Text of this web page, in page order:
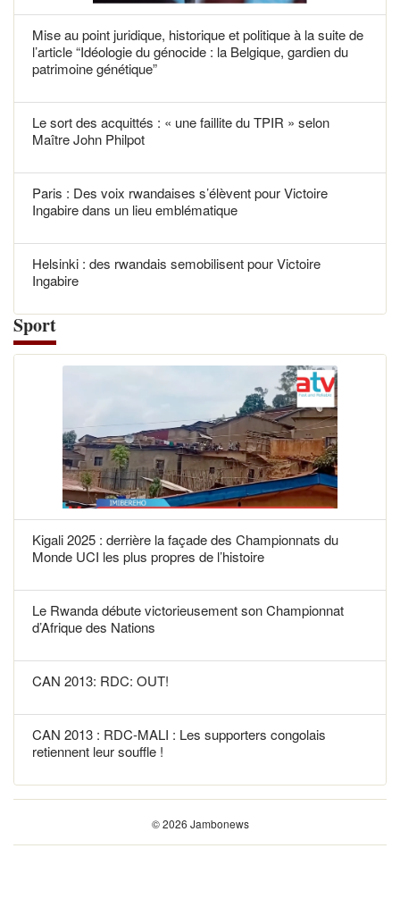
Mise au point juridique, historique et politique à la suite de
l’article “Idéologie du génocide : la Belgique, gardien du
patrimoine génétique”
Le sort des acquittés : « une faillite du TPIR » selon
Maître John Philpot
Paris : Des voix rwandaises s’élèvent pour Victoire
Ingabire dans un lieu emblématique
Helsinki : des rwandais semobilisent pour Victoire
Ingabire
Sport
Kigali 2025 : derrière la façade des Championnats du
Monde UCI les plus propres de l’histoire
Le Rwanda débute victorieusement son Championnat
d’Afrique des Nations
CAN 2013: RDC: OUT!
CAN 2013 : RDC-MALI : Les supporters congolais
retiennent leur souffle !
© 2026 Jambonews